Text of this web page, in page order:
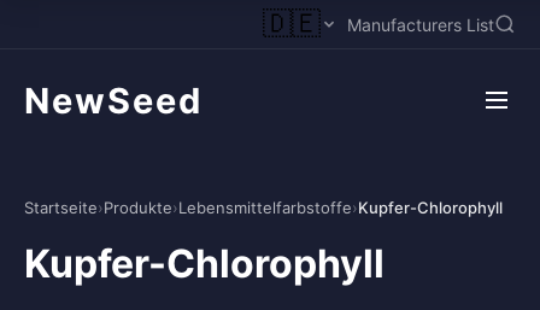
🇩🇪 Manufacturers List
NewSeed
Startseite›Produkte›Lebensmittelfarbstoffe›Kupfer-Chlorophyll
Kupfer-Chlorophyll